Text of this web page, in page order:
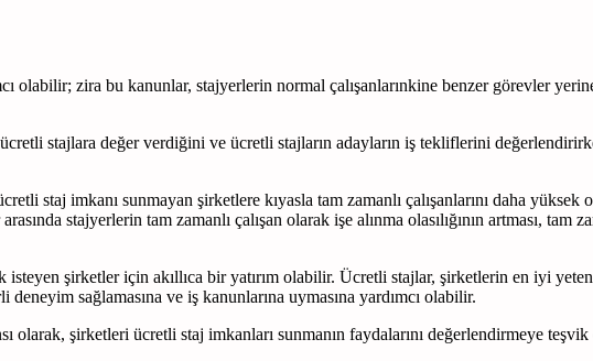
olabilir; zira bu kanunlar, stajyerlerin normal çalışanlarınkine benzer görevler
stajlara değer verdiğini ve ücretli stajların adayların iş tekliflerini
staj imkanı sunmayan şirketlere kıyasla tam zamanlı çalışanlarını daha yüksek
stajyerlerin tam zamanlı çalışan olarak işe alınma olasılığının artması, tam
şirketler için akıllıca bir yatırım olabilir. Ücretli stajlar, şirketlerin en iyi
sağlamasına ve iş kanunlarına uymasına yardımcı olabilir.
şirketleri ücretli staj imkanları sunmanın faydalarını değerlendirmeye